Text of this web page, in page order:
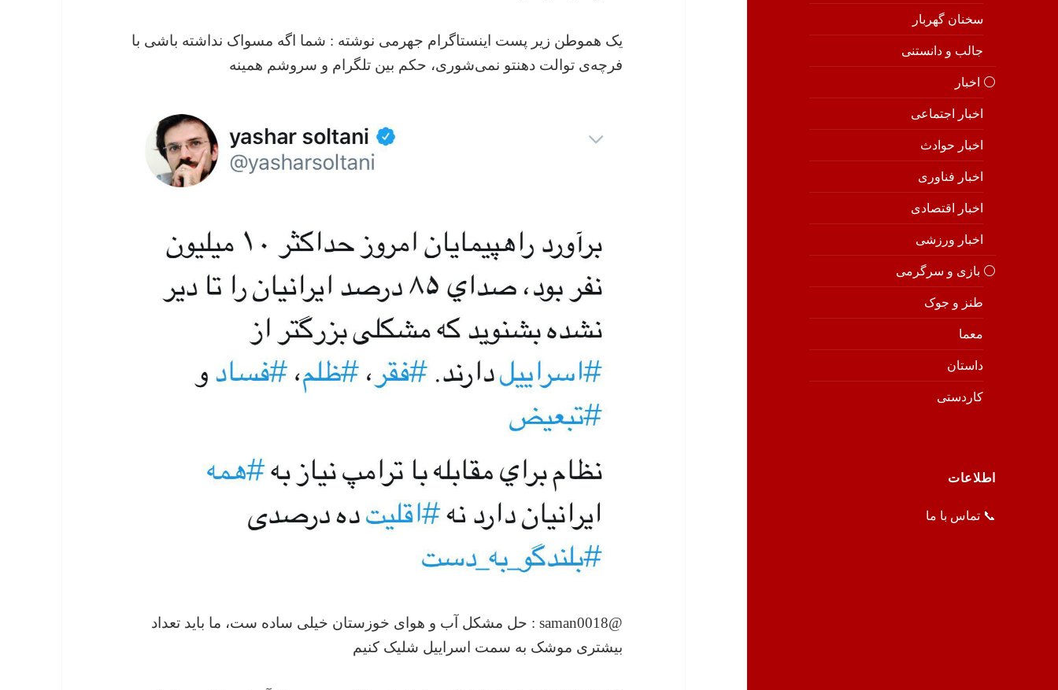
سخنان گهربار
جالب و دانستنی
⚪️ اخبار
اخبار اجتماعی
اخبار حوادث
اخبار فناوری
اخبار اقتصادی
اخبار ورزشی
⚪️ بازی و سرگرمی
طنز و جوک
معما
داستان
کاردستی
اطلاعات
📞 تماس با ما
یک هموطن زیر پست اینستاگرام جهرمی نوشته : شما اگه مسواک نداشته باشی با
فرچه‌ی توالت دهنتو نمی‌شوری، حکم بین تلگرام و سروشم همینه
@saman0018 : حل مشکل آب و هوای خوزستان خیلی ساده ست، ما باید تعداد
بیشتری موشک به سمت اسراییل شلیک کنیم